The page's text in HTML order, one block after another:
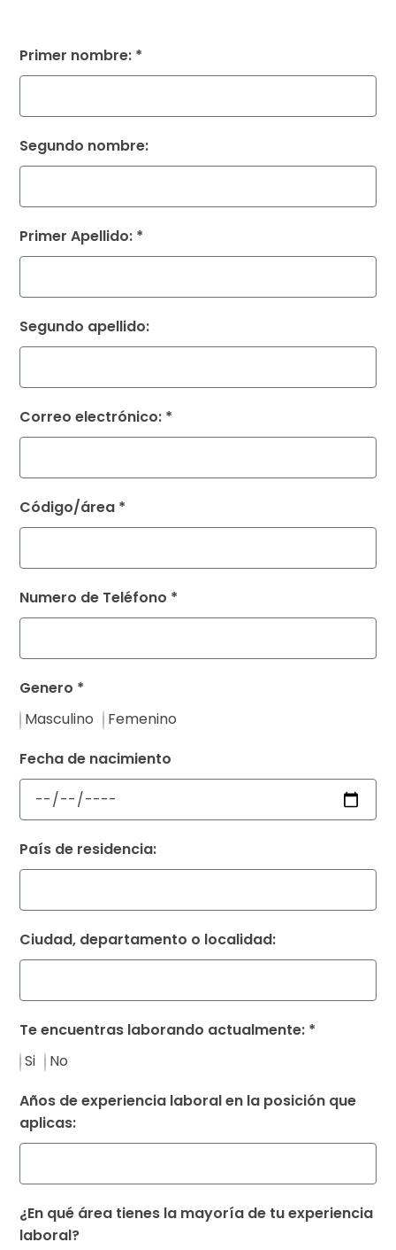
Primer nombre: *
Segundo nombre:
Primer Apellido: *
Segundo apellido:
Correo electrónico: *
Código/área *
Numero de Teléfono *
Genero *
Masculino
Femenino
Fecha de nacimiento
País de residencia:
Ciudad, departamento o localidad:
Te encuentras laborando actualmente: *
Si
No
Años de experiencia laboral en la posición que
aplicas:
¿En qué área tienes la mayoría de tu experiencia
laboral?